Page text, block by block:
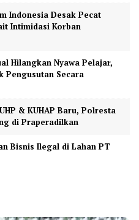
Indonesia Desak Pecat
Intimidasi Korban
Hilangkan Nyawa Pelajar,
Pengusutan Secara
& KUHAP Baru, Polresta
di Praperadilkan
Bisnis Ilegal di Lahan PT